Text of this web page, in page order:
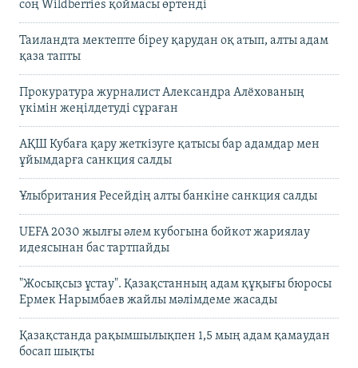
соң Wildberries қоймасы өртенді
Таиландта мектепте біреу қарудан оқ атып, алты адам
қаза тапты
Прокуратура журналист Александра Алёхованың
үкімін жеңілдетуді сұраған
АҚШ Кубаға қару жеткізуге қатысы бар адамдар мен
ұйымдарға санкция салды
Ұлыбритания Ресейдің алты банкіне санкция салды
UEFA 2030 жылғы әлем кубогына бойкот жариялау
идеясынан бас тартпайды
"Жосықсыз ұстау". Қазақстанның адам құқығы бюросы
Ермек Нарымбаев жайлы мәлімдеме жасады
Қазақстанда рақымшылықпен 1,5 мың адам қамаудан
босап шықты